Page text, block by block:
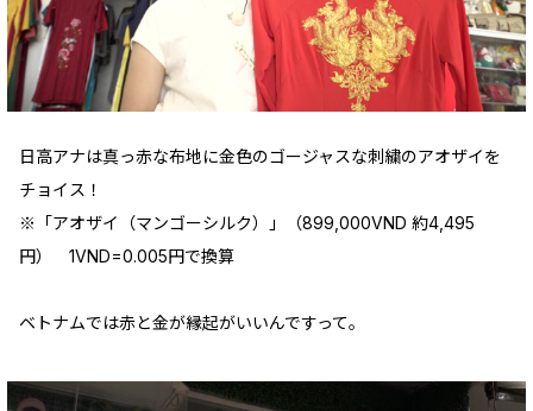
日高アナは真っ赤な布地に金色のゴージャスな刺繍のアオザイを
チョイス！
※「アオザイ（マンゴーシルク）」（899,000VND 約4,495
円） 1VND=0.005円で換算
ベトナムでは赤と金が縁起がいいんですって。